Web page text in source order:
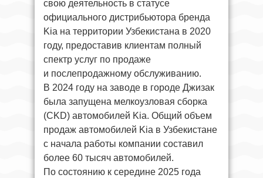
свою деятельность в статусе
официального дистрибьютора бренда
Kia на территории Узбекистана в 2020
году, предоставив клиентам полный
спектр услуг по продаже
и послепродажному обслуживанию.
В 2024 году на заводе в городе Джизак
была запущена мелкоузловая сборка
(CKD) автомобилей Kia. Общий объем
продаж автомобилей Kia в Узбекистане
с начала работы компании составил
более 60 тысяч автомобилей.
По состоянию к середине 2025 года